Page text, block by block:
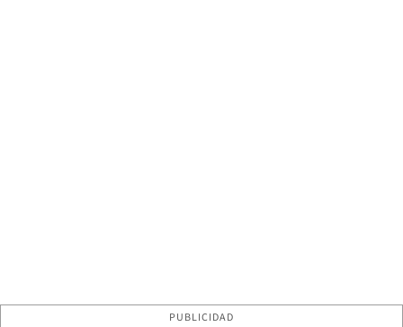
PUBLICIDAD